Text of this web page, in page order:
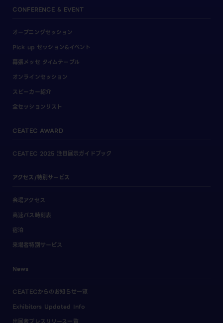
CONFERENCE & EVENT
オープニングセッション
Pick up セッション&イベント
幕張メッセ タイムテーブル
オンラインセッション
スピーカー紹介
全セッションリスト
CEATEC AWARD
CEATEC 2025 注目展示ガイドブック
アクセス/特別サービス
会場アクセス
高速バス時刻表
宿泊
来場者特別サービス
News
CEATECからのお知らせ一覧
Exhibitors Updated Info